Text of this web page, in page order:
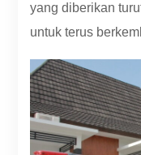
yang diberikan
untuk terus